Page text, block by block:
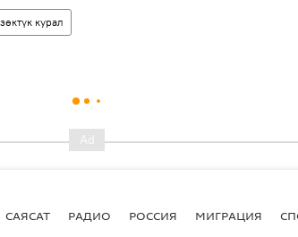
курал
САЯСАТ РАДИО РОССИЯ МИГРАЦИЯ